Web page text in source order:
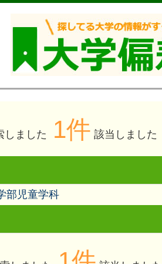
しました 1件 該当しました
部児童学科